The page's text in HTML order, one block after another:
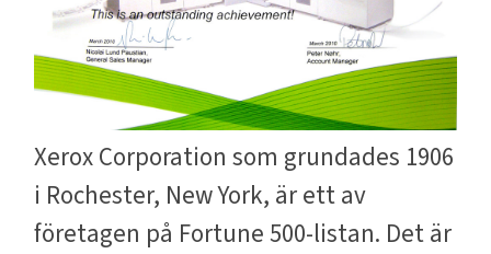
Xerox Corporation som grundades 1906
i Rochester, New York, är ett av
företagen på Fortune 500-listan. Det är